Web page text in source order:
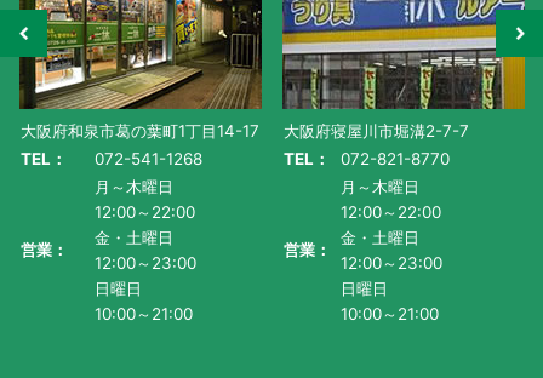
大阪府寝屋川市堀溝2-7-7
TEL：
072-821-8770
営業：
月～木曜日
12:00～22:00
金・土曜日
12:00～23:00
日曜日
10:00～21:00
滋賀県守山市水保町1130番地-1
TEL：
077-585-5011
営業：
月～金曜日・祝
AM10:00～PM9:00
土曜日
AM9:00~PM9:00
日曜日
AM9:00～PM8:00